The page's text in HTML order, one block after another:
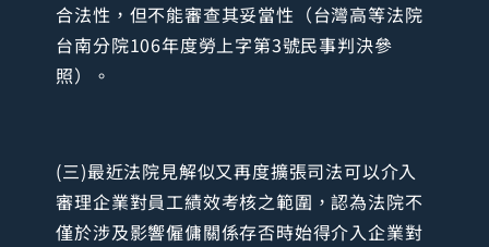
合法性，但不能審查其妥當性（台灣高等法院
台南分院106年度勞上字第3號民事判決參
照）。
(三)最近法院見解似又再度擴張司法可以介入
審理企業對員工績效考核之範圍，認為法院不
僅於涉及影響僱傭關係存否時始得介入企業對